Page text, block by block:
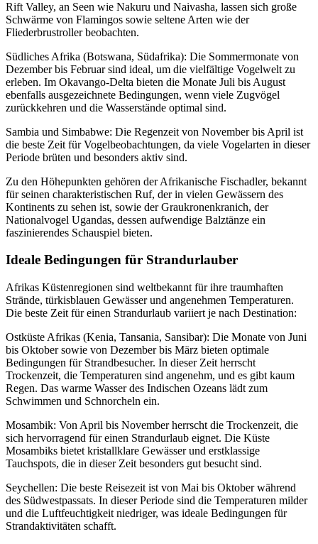
Rift Valley, an Seen wie Nakuru und Naivasha, lassen sich große
Schwärme von Flamingos sowie seltene Arten wie der
Fliederbrustroller beobachten.
Südliches Afrika (Botswana, Südafrika): Die Sommermonate von
Dezember bis Februar sind ideal, um die vielfältige Vogelwelt zu
erleben. Im Okavango-Delta bieten die Monate Juli bis August
ebenfalls ausgezeichnete Bedingungen, wenn viele Zugvögel
zurückkehren und die Wasserstände optimal sind.
Sambia und Simbabwe: Die Regenzeit von November bis April ist
die beste Zeit für Vogelbeobachtungen, da viele Vogelarten in dieser
Periode brüten und besonders aktiv sind.
Zu den Höhepunkten gehören der Afrikanische Fischadler, bekannt
für seinen charakteristischen Ruf, der in vielen Gewässern des
Kontinents zu sehen ist, sowie der Graukronenkranich, der
Nationalvogel Ugandas, dessen aufwendige Balztänze ein
faszinierendes Schauspiel bieten.
Ideale Bedingungen für Strandurlauber
Afrikas Küstenregionen sind weltbekannt für ihre traumhaften
Strände, türkisblauen Gewässer und angenehmen Temperaturen.
Die beste Zeit für einen Strandurlaub variiert je nach Destination:
Ostküste Afrikas (Kenia, Tansania, Sansibar): Die Monate von Juni
bis Oktober sowie von Dezember bis März bieten optimale
Bedingungen für Strandbesucher. In dieser Zeit herrscht
Trockenzeit, die Temperaturen sind angenehm, und es gibt kaum
Regen. Das warme Wasser des Indischen Ozeans lädt zum
Schwimmen und Schnorcheln ein.
Mosambik: Von April bis November herrscht die Trockenzeit, die
sich hervorragend für einen Strandurlaub eignet. Die Küste
Mosambiks bietet kristallklare Gewässer und erstklassige
Tauchspots, die in dieser Zeit besonders gut besucht sind.
Seychellen: Die beste Reisezeit ist von Mai bis Oktober während
des Südwestpassats. In dieser Periode sind die Temperaturen milder
und die Luftfeuchtigkeit niedriger, was ideale Bedingungen für
Strandaktivitäten schafft.